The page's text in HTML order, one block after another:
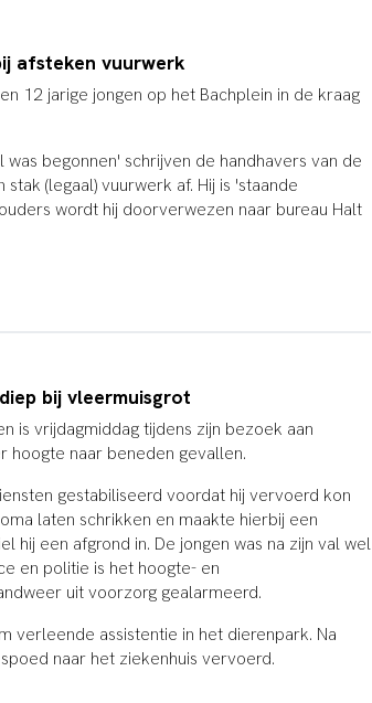
afsteken vuurwerk
12 jarige jongen op het Bachplein in de kraag
was begonnen' schrijven de handhavers van de
(legaal) vuurwerk af. Hij is 'staande
wordt hij doorverwezen naar bureau Halt
bij vleermuisgrot
is vrijdagmiddag tijdens zijn bezoek aan
hoogte naar beneden gevallen.
gestabiliseerd voordat hij vervoerd kon
laten schrikken en maakte hierbij een
hij een afgrond in. De jongen was na zijn val wel
en politie is het hoogte- en
uit voorzorg gealarmeerd.
verleende assistentie in het dierenpark. Na
naar het ziekenhuis vervoerd.